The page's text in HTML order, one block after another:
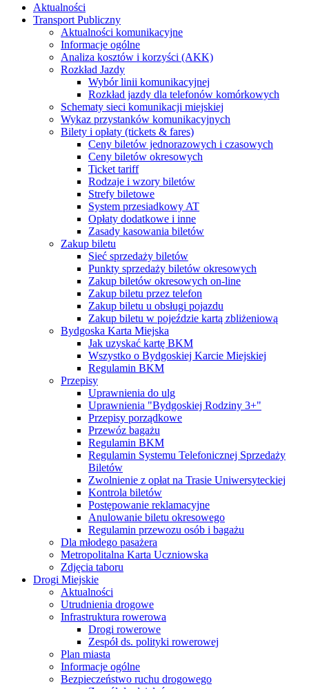
Aktualności
Transport Publiczny
Aktualności komunikacyjne
Informacje ogólne
Analiza kosztów i korzyści (AKK)
Rozkład Jazdy
Wybór linii komunikacyjnej
Rozkład jazdy dla telefonów komórkowych
Schematy sieci komunikacji miejskiej
Wykaz przystanków komunikacyjnych
Bilety i opłaty (tickets & fares)
Ceny biletów jednorazowych i czasowych
Ceny biletów okresowych
Ticket tariff
Rodzaje i wzory biletów
Strefy biletowe
System przesiadkowy AT
Opłaty dodatkowe i inne
Zasady kasowania biletów
Zakup biletu
Sieć sprzedaży biletów
Punkty sprzedaży biletów okresowych
Zakup biletów okresowych on-line
Zakup biletu przez telefon
Zakup biletu u obsługi pojazdu
Zakup biletu w pojeździe kartą zbliżeniową
Bydgoska Karta Miejska
Jak uzyskać kartę BKM
Wszystko o Bydgoskiej Karcie Miejskiej
Regulamin BKM
Przepisy
Uprawnienia do ulg
Uprawnienia "Bydgoskiej Rodziny 3+"
Przepisy porządkowe
Przewóz bagażu
Regulamin BKM
Regulamin Systemu Telefonicznej Sprzedaży
Biletów
Zwolnienie z opłat na Trasie Uniwersyteckiej
Kontrola biletów
Postępowanie reklamacyjne
Anulowanie biletu okresowego
Regulamin przewozu osób i bagażu
Dla młodego pasażera
Metropolitalna Karta Uczniowska
Zdjęcia taboru
Drogi Miejskie
Aktualności
Utrudnienia drogowe
Infrastruktura rowerowa
Drogi rowerowe
Zespół ds. polityki rowerowej
Plan miasta
Informacje ogólne
Bezpieczeństwo ruchu drogowego